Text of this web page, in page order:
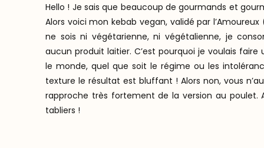
Hello ! Je sais que beaucoup de gourmands et
Alors voici mon kebab vegan, validé par
ne sois ni végétarienne, ni végétalienne, je
aucun produit laitier. C’est pourquoi je voulais
le monde, quel que soit le régime ou les
texture le résultat est bluffant ! Alors non, vous
rapproche très fortement de la version au poulet.
tabliers !